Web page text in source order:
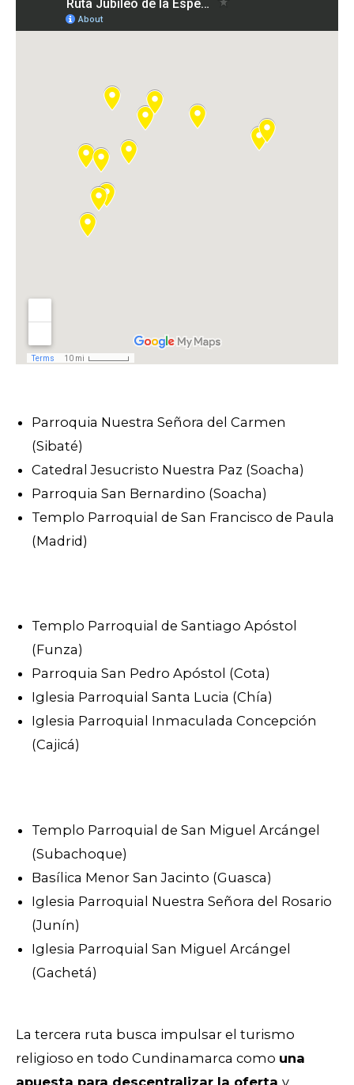
Parroquia Nuestra Señora del Carmen
(Sibaté)
Catedral Jesucristo Nuestra Paz (Soacha)
Parroquia San Bernardino (Soacha)
Templo Parroquial de San Francisco de Paula
(Madrid)
Templo Parroquial de Santiago Apóstol
(Funza)
Parroquia San Pedro Apóstol (Cota)
Iglesia Parroquial Santa Lucia (Chía)
Iglesia Parroquial Inmaculada Concepción
(Cajicá)
Templo Parroquial de San Miguel Arcángel
(Subachoque)
Basílica Menor San Jacinto (Guasca)
Iglesia Parroquial Nuestra Señora del Rosario
(Junín)
Iglesia Parroquial San Miguel Arcángel
(Gachetá)
La tercera ruta busca impulsar el turismo
religioso en todo Cundinamarca como una